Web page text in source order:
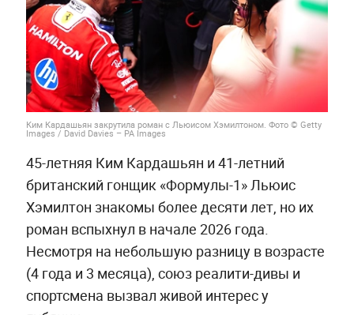
Ким Кардашьян закрутила роман с Льюисом Хэмилтоном. Фото © Getty
Images / David Davies – PA Images
45-летняя Ким Кардашьян и 41-летний
британский гонщик «Формулы-1» Льюис
Хэмилтон знакомы более десяти лет, но их
роман вспыхнул в начале 2026 года.
Несмотря на небольшую разницу в возрасте
(4 года и 3 месяца), союз реалити-дивы и
спортсмена вызвал живой интерес у